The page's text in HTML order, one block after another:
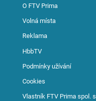
O FTV Prima
Volná místa
Reklama
HbbTV
Podmínky užívání
Cookies
Vlastník FTV Prima spol. s